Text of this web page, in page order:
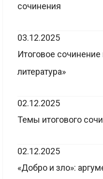
сочинения
03.12.2025
Итоговое сочинение
литература»
02.12.2025
Темы итогового
02.12.2025
«Добро и зло»: